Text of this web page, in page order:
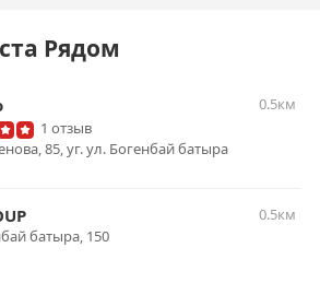
Рядом
0.5км
1 отзыв
85, уг. ул. Богенбай батыра
0.5км
батыра, 150